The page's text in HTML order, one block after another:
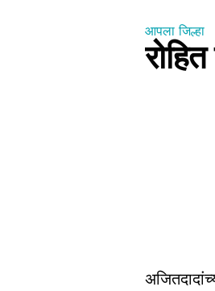
आपला जिल्हा